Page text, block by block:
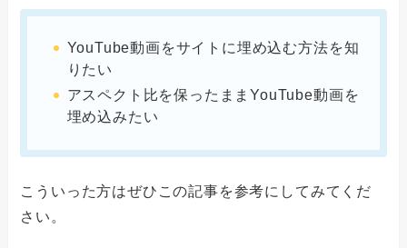
YouTube動画をサイトに埋め込む方法を知
りたい
アスペクト比を保ったままYouTube動画を
埋め込みたい
こういった方はぜひこの記事を参考にしてみてくだ
さい。